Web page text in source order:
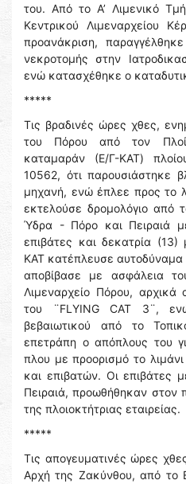
του. Από το Α’ Λιμενικό
Κεντρικού Λιμεναρχείου
προανάκριση,
νεκροτομής στην
ενώ κατασχέθηκε ο
*****
Τις βραδινές ώρες χθες,
του Πόρου από τον
καταμαράν (Ε/Γ-KAT)
10562, ότι παρουσιάστηκε
μηχανή, ενώ έπλεε προς το
εκτελούσε δρομολόγιο από
Ύδρα - Πόρο και Πειραιά
επιβάτες και δεκατρία
KAT κατέπλευσε αυτοδύναμα
αποβίβασε με ασφάλεια
Λιμεναρχείο Πόρου,
του ¨FLYING CAT 3¨,
βεβαιωτικού από το
επετράπη ο απόπλους του
πλου με προορισμό το
και επιβατών. Οι επιβάτες
Πειραιά, προωθήθηκαν στον
της πλοιοκτήτριας εταιρείας.
*****
Τις απογευματινές ώρες
Αρχή της Ζακύνθου, από το